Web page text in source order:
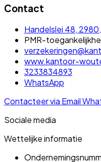
Contact
Handelslei 48,
PMR-
www.kantoor-
3233834893
WhatsApp
Contacteer via Email
Sociale media
Wettelijke informatie